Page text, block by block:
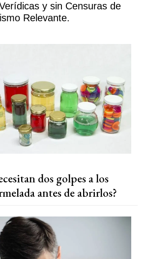
y sin Censuras de
Relevante.
dos golpes a los
antes de abrirlos?